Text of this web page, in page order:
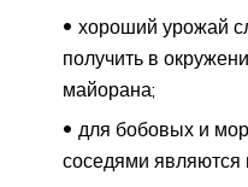
хороший урожай
получить в
майорана;
для бобовых и
соседями